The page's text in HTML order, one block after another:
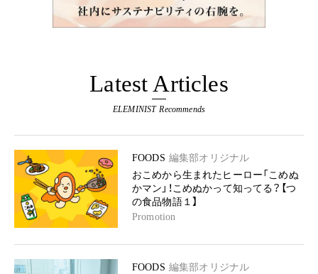
Latest Articles
ELEMINIST Recommends
FOODS 編集部オリジナル
おこめから生まれたヒーロー「こめぬ
かマン」！こめぬかって知ってる？【つ
の食品物語１】
Promotion
FOODS 編集部オリジナル